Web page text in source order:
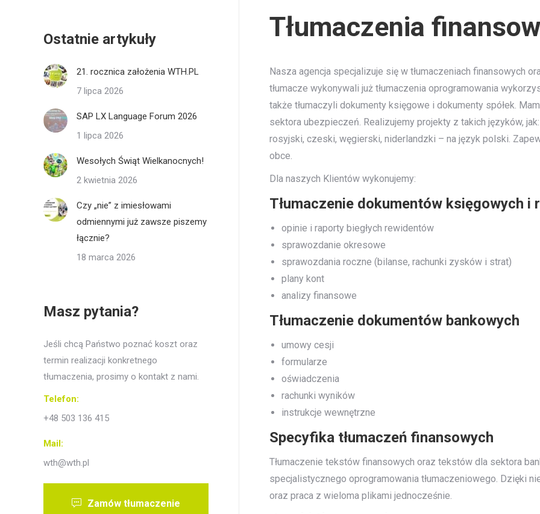
Tłumaczenia
Nasza agencja specjalizuje się w tłumaczeniach finansowych
tłumacze wykonywali już tłumaczenia oprogramowania
także tłumaczyli dokumenty księgowe i dokumenty spółek.
sektora ubezpieczeń. Realizujemy projekty z takich języków,
rosyjski, czeski, węgierski, niderlandzki – na język polski.
obce.
Dla naszych Klientów wykonujemy:
Tłumaczenie dokumentów księgowych i
opinie i raporty biegłych rewidentów
sprawozdanie okresowe
sprawozdania roczne (bilanse, rachunki zysków i strat)
plany kont
analizy finansowe
Tłumaczenie dokumentów bankowych
umowy cesji
formularze
oświadczenia
rachunki wyników
instrukcje wewnętrzne
Specyfika tłumaczeń finansowych
Tłumaczenie tekstów finansowych oraz tekstów dla sektora
specjalistycznego oprogramowania tłumaczeniowego. Dzięki
oraz praca z wieloma plikami jednocześnie.
Ostatnie artykuły
21. rocznica założenia WTH.PL
7 lipca 2026
SAP LX Language Forum 2026
1 lipca 2026
Wesołych Świąt Wielkanocnych!
2 kwietnia 2026
Czy „nie” z imiesłowami
odmiennymi już zawsze piszemy
łącznie?
18 marca 2026
Masz pytania?
Jeśli chcą Państwo poznać koszt oraz
termin realizacji konkretnego
tłumaczenia, prosimy o kontakt z nami.
Telefon:
+48 503 136 415
Mail:
wth@wth.pl
Zamów tłumaczenie